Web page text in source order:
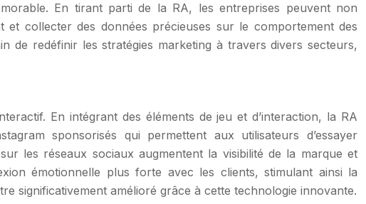
En tirant parti de la RA, les entreprises peuvent non
et collecter des données précieuses sur le comportement des
de redéfinir les stratégies marketing à travers divers secteurs,
En intégrant des éléments de jeu et d’interaction, la RA
sponsorisés qui permettent aux utilisateurs d’essayer
les réseaux sociaux augmentent la visibilité de la marque et
émotionnelle plus forte avec les clients, stimulant ainsi la
significativement amélioré grâce à cette technologie innovante.